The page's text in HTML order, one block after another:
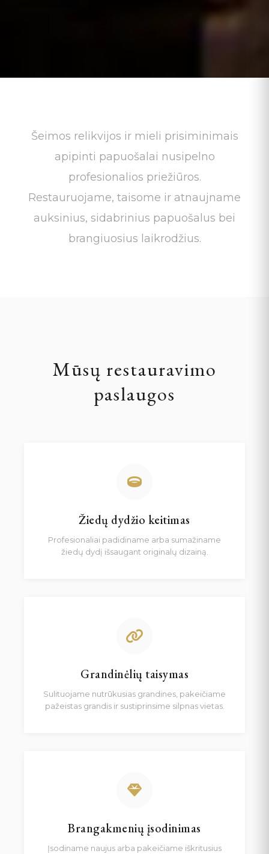
Šeimos relikvijos ir mieli prisiminimais
apipinti papuošalai nusipelno
profesionalios priežiūros.
Restauruojame, taisome ir atnaujname
auksinius, sidabrinius papuošalus bei
brangiuosius laikrodžius.
Mūsų restauravimo
paslaugos
Žiedų dydžio keitimas
Profesionaliai padidiname arba sumažiname
žiedų dydį išsaugant originalų dizainą.
Grandinėlių taisymas
Sulituojame nutrūkusias grandines, pakeičiame
pažeistas grandis ir sustiprinsime silpnas vietas.
Brangakmenių įsodinimas
Įsodiname naujus arba pakeičiame iškritusius